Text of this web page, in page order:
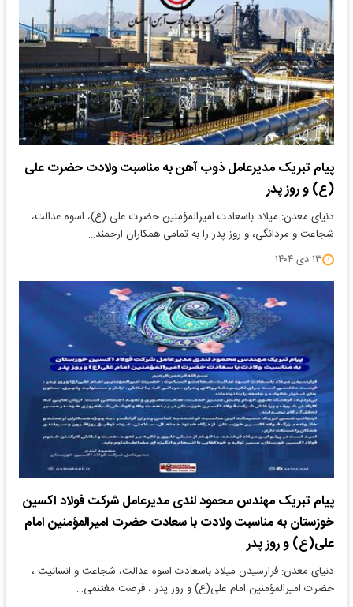
پیام تبریک مدیرعامل ذوب آهن به مناسبت ولادت حضرت علی
(ع) و روز پدر
دنیای معدن: میلاد باسعادت امیرالمؤمنین حضرت علی (ع)، اسوه عدالت،
شجاعت و مردانگی، و روز پدر را به تمامی همکاران ارجمند…
۱۳ دی ۱۴۰۴
پیام تبریک مهندس محمود لندی مدیرعامل شرکت فولاد اکسین
خوزستان به مناسبت ولادت با سعادت حضرت امیرالمؤمنین امام
علی(ع) و روز پدر
دنیای معدن: فرارسیدن میلاد باسعادت اسوه عدالت، شجاعت و انسانیت ،
حضرت امیرالمؤمنین امام علی(ع) و روز پدر ، فرصت مغتنمی…